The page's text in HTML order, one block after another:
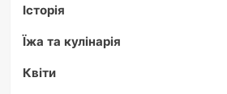
Історія
Їжа та кулінарія
Квіти